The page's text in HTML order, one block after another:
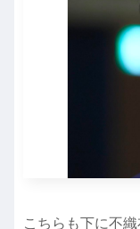
こちらも下に不